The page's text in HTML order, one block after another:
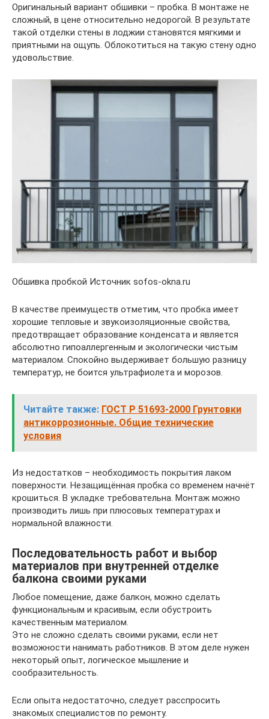
Оригинальный вариант обшивки – пробка. В монтаже не
сложный, в цене относительно недорогой. В результате
такой отделки стены в лоджии становятся мягкими и
приятными на ощупь. Облокотиться на такую стену одно
удовольствие.
Обшивка пробкой Источник sofos-okna.ru
В качестве преимуществ отметим, что пробка имеет
хорошие тепловые и звукоизоляционные свойства,
предотвращает образование конденсата и является
абсолютно гипоаллергенным и экологически чистым
материалом. Спокойно выдерживает большую разницу
температур, не боится ультрафиолета и морозов.
Читайте также: ГОСТ Р 51693-2000 Грунтовки
антикоррозионные. Общие технические
условия
Из недостатков – необходимость покрытия лаком
поверхности. Незащищённая пробка со временем начнёт
крошиться. В укладке требовательна. Монтаж можно
производить лишь при плюсовых температурах и
нормальной влажности.
Последовательность работ и выбор
материалов при внутренней отделке
балкона своими руками
Любое помещение, даже балкон, можно сделать
функциональным и красивым, если обустроить
качественным материалом.
Это не сложно сделать своими руками, если нет
возможности нанимать работников. В этом деле нужен
некоторый опыт, логическое мышление и
сообразительность.
Если опыта недостаточно, следует расспросить
знакомых специалистов по ремонту.